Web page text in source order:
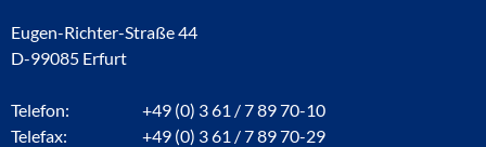
Eugen-Richter-Straße 44
D-99085 Erfurt
Telefon:
+49 (0) 3 61 / 7 89 70-10
Telefax:
+49 (0) 3 61 / 7 89 70-29